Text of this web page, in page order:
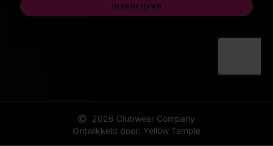
2026 Clubwear Company
Ontwikkeld door: Yellow Temple